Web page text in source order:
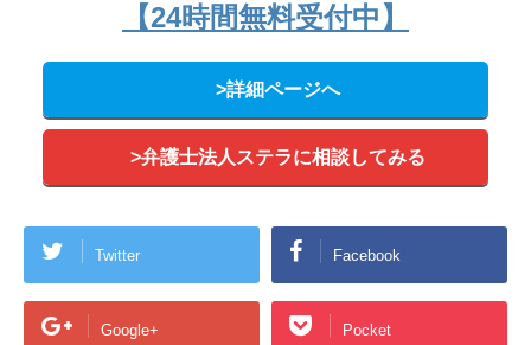
【24時間無料受付中】
>詳細ページへ
>弁護士法人ステラに相談してみる
Twitter Facebook
Google+ Pocket